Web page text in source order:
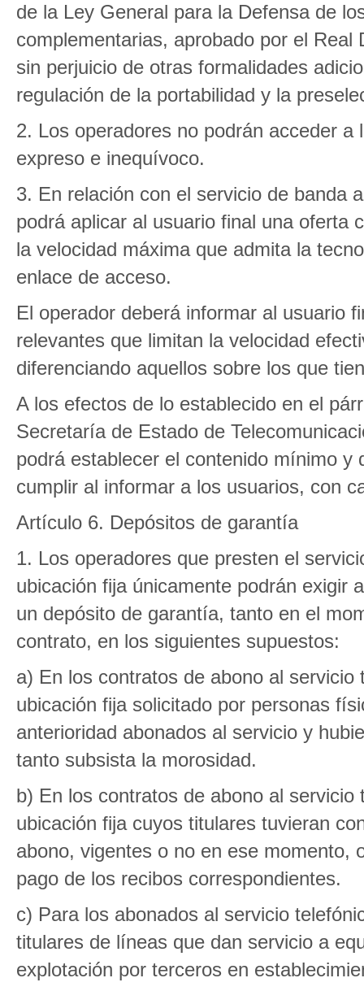
de la Ley General para la Defensa de
complementarias, aprobado por el
sin perjuicio de otras formalidades
regulación de la portabilidad y la
2. Los operadores no podrán acceder
expreso e inequívoco.
3. En relación con el servicio de banda
podrá aplicar al usuario final una oferta
la velocidad máxima que admita la
enlace de acceso.
El operador deberá informar al usuario
relevantes que limitan la velocidad
diferenciando aquellos sobre los que
A los efectos de lo establecido en el
Secretaría de Estado de
podrá establecer el contenido mínimo y
cumplir al informar a los usuarios, con
Artículo 6. Depósitos de garantía
1. Los operadores que presten el
ubicación fija únicamente podrán exigir
un depósito de garantía, tanto en el
contrato, en los siguientes supuestos:
a) En los contratos de abono al
ubicación fija solicitado por personas
anterioridad abonados al servicio y
tanto subsista la morosidad.
b) En los contratos de abono al
ubicación fija cuyos titulares tuvieran
abono, vigentes o no en ese momento,
pago de los recibos correspondientes.
c) Para los abonados al servicio
titulares de líneas que dan servicio a
explotación por terceros en